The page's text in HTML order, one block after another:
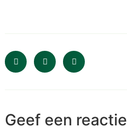
Geef een reactie